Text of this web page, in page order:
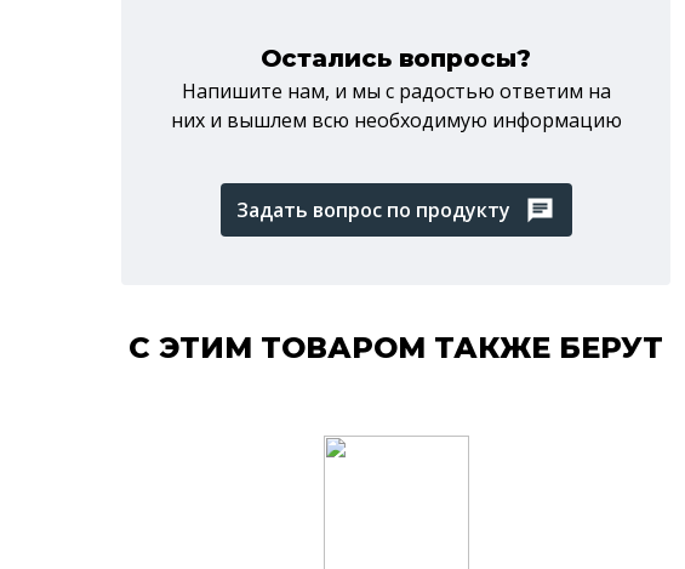
Остались вопросы?
Напишите нам, и мы c радостью ответим на
них и вышлем всю необходимую информацию
Задать вопрос по продукту
С ЭТИМ ТОВАРОМ ТАКЖЕ БЕРУТ